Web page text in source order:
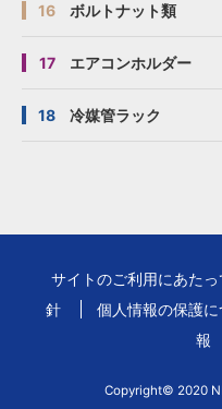
16 ボルトナット類
17 エアコンホルダー
18 冷媒管ラック
サイトのご利用にあたっ
針
個人情報の保護に
報
Copyright© 2020